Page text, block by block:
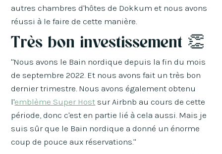
autres chambres d'hôtes de Dokkum et nous avons
réussi à le faire de cette manière.
Très bon investissement 👏
"Nous avons le Bain nordique depuis la fin du mois
de septembre 2022. Et nous avons fait un très bon
dernier trimestre. Nous avons également obtenu
l'emblème Super Host sur Airbnb au cours de cette
période, donc c'est en partie lié à cela aussi. Mais je
suis sûr que le Bain nordique a donné un énorme
coup de pouce aux réservations."